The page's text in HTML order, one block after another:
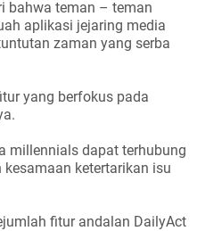
bahwa teman – teman
aplikasi jejaring media
zaman yang serba
yang berfokus pada
millennials dapat terhubung
ketertarikan isu
fitur andalan DailyAct